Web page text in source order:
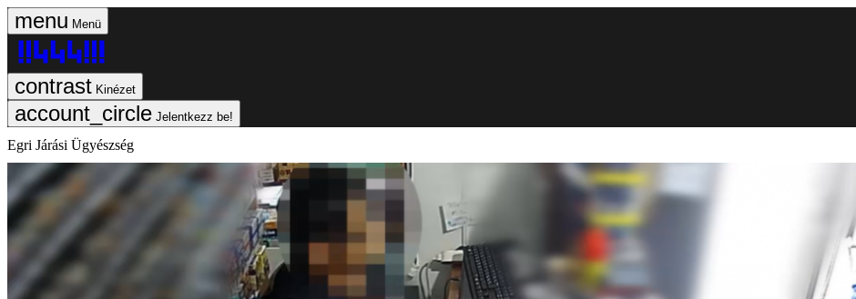
Menü
Kinézet
Jelentkezz be!
Egri Járási Ügyészség